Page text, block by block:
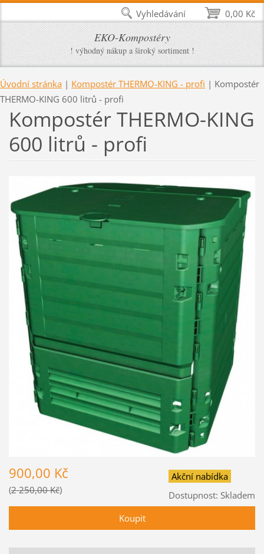
EKO-Kompostéry
! výhodný nákup a široký sortiment !
Úvodní stránka | Kompostér THERMO-KING - profi | Kompostér
THERMO-KING 600 litrů - profi
Kompostér THERMO-KING
600 litrů - profi
Akční nabídka
Dostupnost: Skladem
900,00 Kč
2 250,00 Kč
0,00 Kč
Vyhledávání